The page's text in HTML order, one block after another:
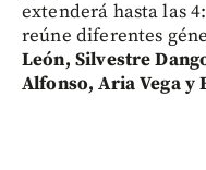
extenderá hasta las
reúne diferentes
León, Silvestre
Alfonso, Aria Vega y